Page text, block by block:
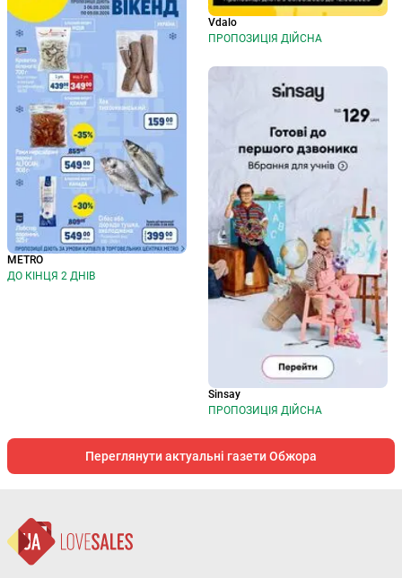
METRO
ДО КІНЦЯ 2 ДНІВ
Vdalo
ПРОПОЗИЦІЯ ДІЙСНА
Sinsay
ПРОПОЗИЦІЯ ДІЙСНА
Переглянути актуальні газети Обжора